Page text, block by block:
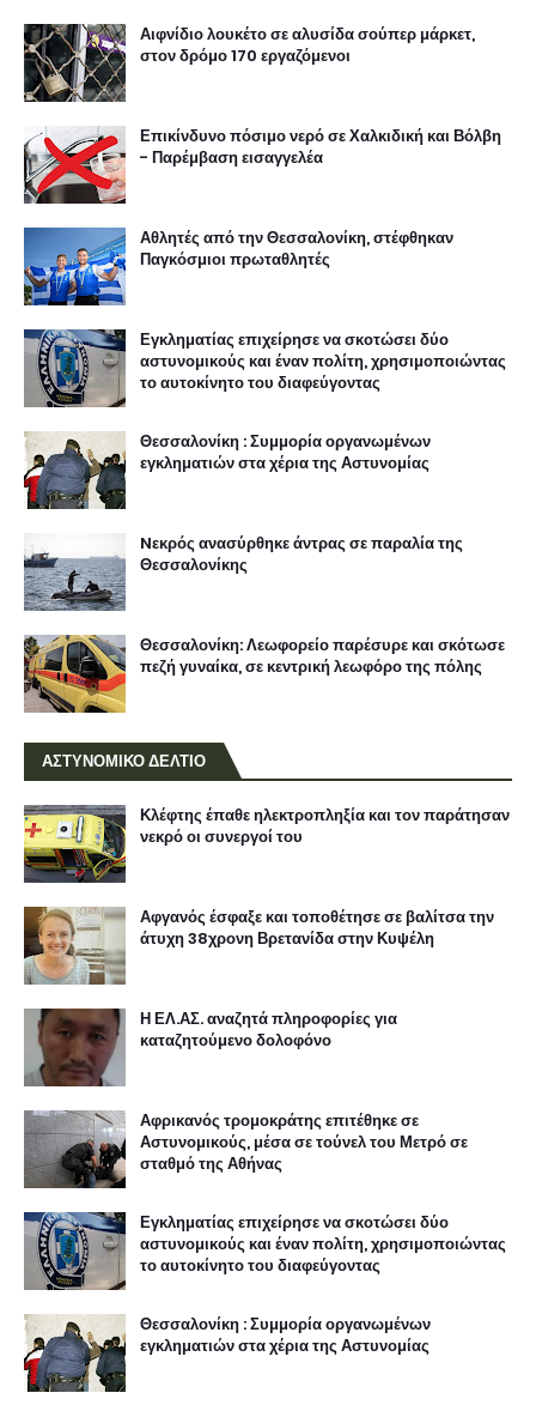
Αιφνίδιο λουκέτο σε αλυσίδα σούπερ μάρκετ,
στον δρόμο 170 εργαζόμενοι
Επικίνδυνο πόσιμο νερό σε Χαλκιδική και Βόλβη
- Παρέμβαση εισαγγελέα
Αθλητές από την Θεσσαλονίκη, στέφθηκαν
Παγκόσμιοι πρωταθλητές
Εγκληματίας επιχείρησε να σκοτώσει δύο
αστυνομικούς και έναν πολίτη, χρησιμοποιώντας
το αυτοκίνητο του διαφεύγοντας
Θεσσαλονίκη : Συμμορία οργανωμένων
εγκληματιών στα χέρια της Αστυνομίας
Nεκρός ανασύρθηκε άντρας σε παραλία της
Θεσσαλονίκης
Θεσσαλονίκη: Λεωφορείο παρέσυρε και σκότωσε
πεζή γυναίκα, σε κεντρική λεωφόρο της πόλης
ΑΣΤΥΝΟΜΙΚΟ ΔΕΛΤΙΟ
Κλέφτης έπαθε ηλεκτροπληξία και τον παράτησαν
νεκρό οι συνεργοί του
Αφγανός έσφαξε και τοποθέτησε σε βαλίτσα την
άτυχη 38χρονη Βρετανίδα στην Κυψέλη
Η ΕΛ.ΑΣ. αναζητά πληροφορίες για
καταζητούμενο δολοφόνο
Αφρικανός τρομοκράτης επιτέθηκε σε
Αστυνομικούς, μέσα σε τούνελ του Μετρό σε
σταθμό της Αθήνας
Εγκληματίας επιχείρησε να σκοτώσει δύο
αστυνομικούς και έναν πολίτη, χρησιμοποιώντας
το αυτοκίνητο του διαφεύγοντας
Θεσσαλονίκη : Συμμορία οργανωμένων
εγκληματιών στα χέρια της Αστυνομίας